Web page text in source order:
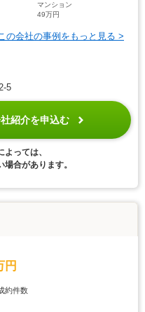
マンション
49万円
の会社の事例をもっと見る >
5
紹介を申込む
っては、
合があります。
円
約件数